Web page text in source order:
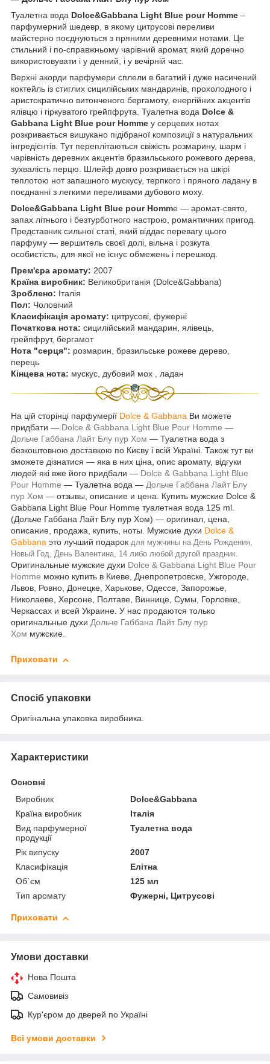
Туалетна вода Dolce&Gabbana Light Blue pour Homme –
парфумерний шедевр, в якому цитрусові переливи
майстерно поєднуються з пряними деревними нотами. Це
стильний і по-справжньому чарівний аромат, який доречно
використовувати і у денний, і у вечірній час.
Верхні акорди парфумери сплели в багатий і дуже насичений
коктейль із стиглих сицилійських мандаринів, прохолодного і
аристократично витонченого бергамоту, енергійних акцентів
ялівцю і гіркуватого грейпфрута. Туалетна вода Dolce &
Gabbana Light Blue pour Homme у серцевих нотах
розкривається вишукано підібраної композиції з натуральних
інгредієнтів. Тут переплітаються свіжість розмарину, шарм і
чарівність деревних акцентів бразильського рожевого дерева,
зухвалість перцю. Шлейф довго розкривається на шкірі
теплотою нот запашного мускусу, терпкого і пряного ладану в
поєднанні з легкими переливами дубового моху.
Dolce&Gabbana Light Blue pour Homme — аромат-свято,
запах літнього і безтурботного настрою, романтичних пригод.
Представник сильної статі, який віддає перевагу цього
парфуму — вершитель своєї долі, вільна і розкута
особистість, для якої не існує обмежень і перешкод.
Прем'єра аромату: 2007
Країна виробник: Великобританія (Dolce&Gabbana)
Зроблено: Італія
Пол: Чоловічий
Класифікація аромату: цитрусові, фужерні
Початкова нота: сицилійський мандарин, ялівець,
грейпфрут, бергамот
Нота "серця": розмарин, бразильське рожеве дерево,
перець
Кінцева нота: мускус, дубовий мох , ладан
На цій сторінці парфумерії Dolce & Gabbana Ви можете
придбати ― Dolce & Gabbana Light Blue Pour Homme ―
Дольче Габбана Лайт Блу пур Хом ― Туалетна вода з
безкоштовною доставкою по Києву і всій Україні. Також тут ви
зможете дізнатися ― яка в них ціна, опис аромату, відгуки
людей які вже його придбали ― Dolce & Gabbana Light Blue
Pour Homme ― Туалетна вода ― Дольче Габбана Лайт Блу
пур Хом ― отзывы, описание и цена. Купить мужские Dolce &
Gabbana Light Blue Pour Homme туалетная вода 125 ml.
(Дольче Габбана Лайт Блу пур Хом) ― оригинал, цена,
описание, продажа, купить, ноты. Мужские духи Dolce &
Gabbana это лучший подарок для мужчины на День Рождения,
Новый Год, День Валентина, 14 либо любой другой праздник.
Оригинальные мужские духи Dolce & Gabbana Light Blue Pour
Homme можно купить в Киеве, Днепропетровске, Ужгороде,
Львов, Ровно, Донецке, Харькове, Одессе, Запорожье,
Николаеве, Херсоне, Полтаве, Виннице, Сумы, Горловке,
Черкассах и всей Украине. У нас продаются только
оригинальные духи Дольче Габбана Лайт Блу пур
Хом мужские.
Приховати
Спосіб упаковки
Оригінальна упаковка виробника.
Характеристики
Основні
Виробник
Dolce&Gabbana
Країна виробник
Італія
Вид парфумерної
продукції
Туалетна вода
Рік випуску
2007
Класифікація
Елітна
Об`єм
125 мл
Тип аромату
Фужерні, Цитрусові
Приховати
Умови доставки
Нова Пошта
Самовивіз
Кур'єром до дверей по Україні
Всі умови доставки